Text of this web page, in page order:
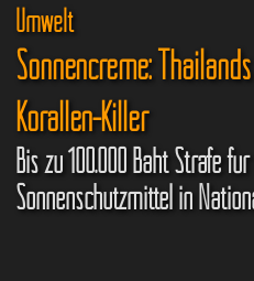
Umwelt
Sonnencreme:
Korallen-Killer
Bis zu 100.000 Baht Strafe
Sonnenschutzmittel in